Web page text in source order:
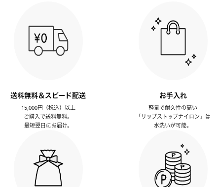
送料無料＆スピード配送
15,000円（税込）以上
ご購入で送料無料。
最短翌日にお届け。
お手入れ
軽量で耐久性の高い
「リップストップナイロン」は
水洗いが可能。